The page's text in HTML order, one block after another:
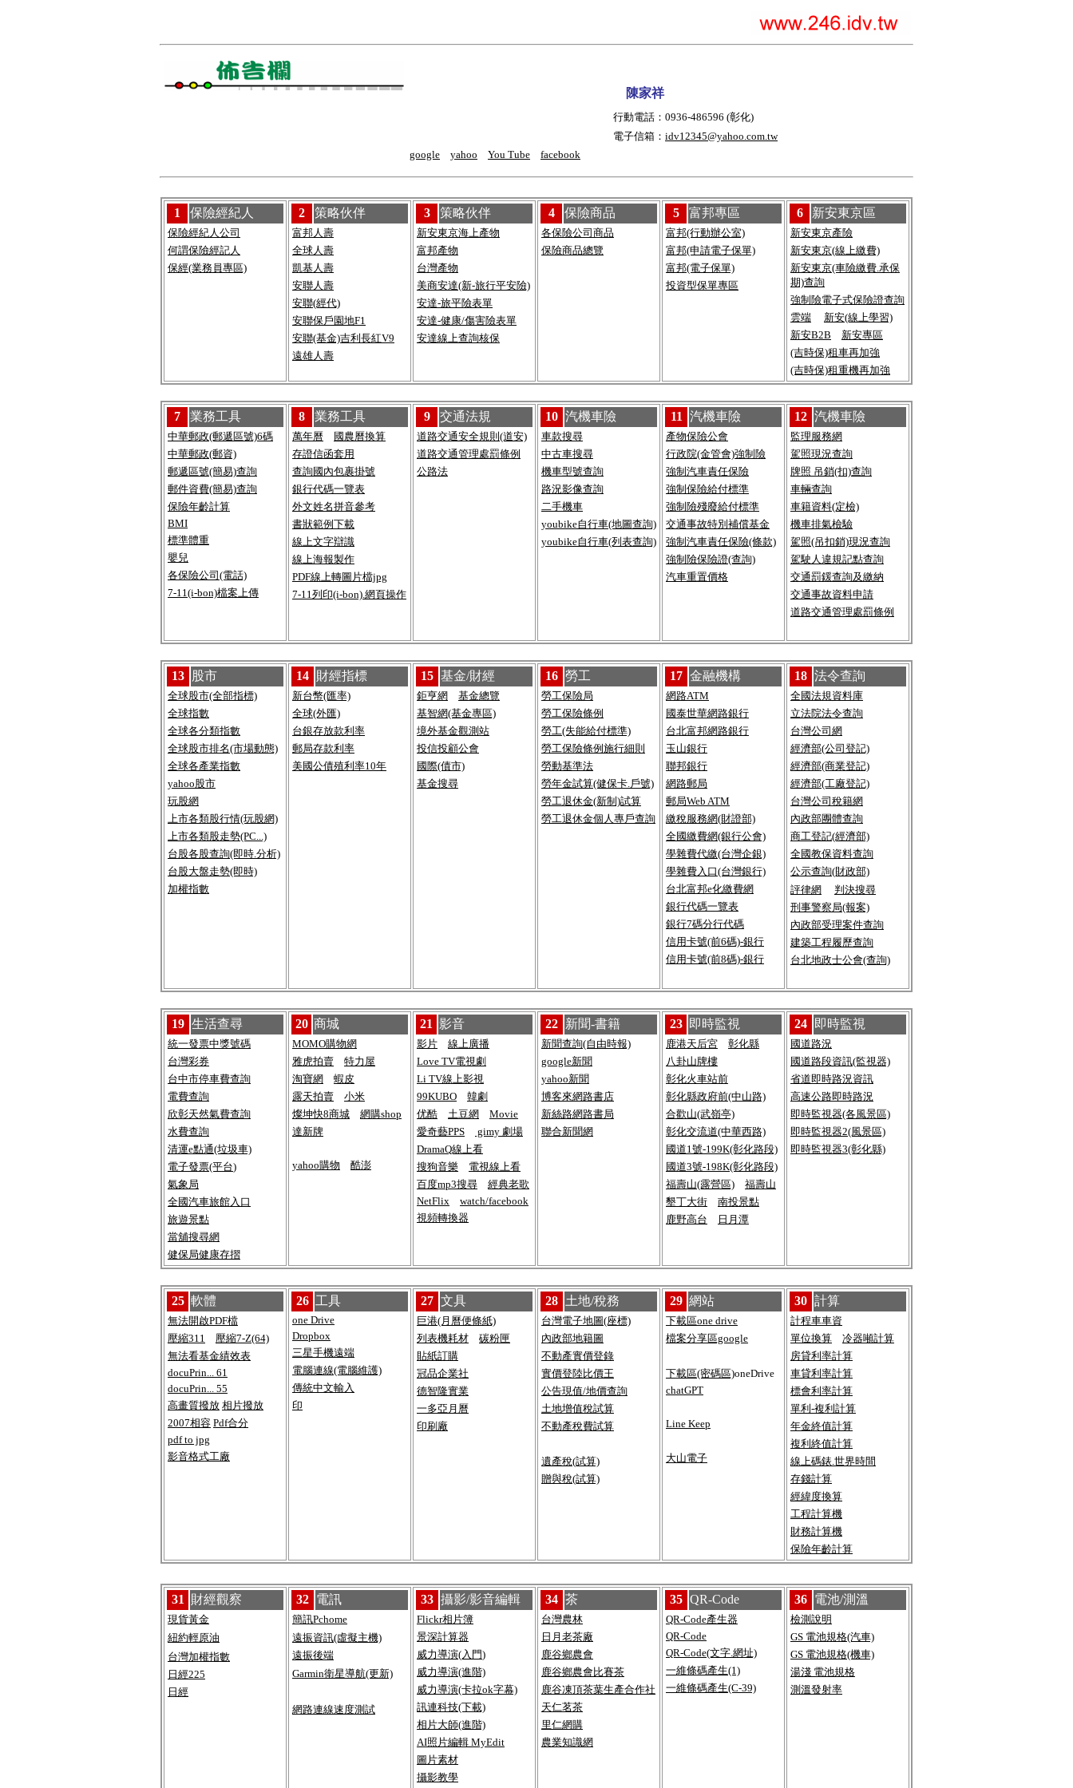
陳家祥
行動電話：0936-486596 (彰化)
電子信箱： idv12345@yahoo.com.tw
google
yahoo You Tube facebook
1 保險經紀人
保險經紀人公司
何謂保險經記人
保經(業務員專區)
2 策略伙伴
富邦人壽
全球人壽
凱基人壽
安聯人壽
安聯(經代)
安聯保戶園地F1
安聯(基金)吉利長紅V9
遠雄人壽
3 策略伙伴
新安東京海上產物
富邦產物
台灣產物
美商安達(新-旅行平安險)
安達-旅平險表單
安達-健康/傷害險表單
安達線上查詢核保
4 保險商品
各保險公司商品
保險商品總覽
5 富邦專區
富邦(行動辦公室)
富邦(申請電子保單)
富邦(電子保單)
投資型保單專區
6 新安東京區
新安東京產險
新安東京(線上繳費)
新安東京(車險繳費.承保
期)查詢
強制險電子式保險證查詢
雲端
新安(線上學習)
新安B2B
新安專區
(吉時保)租車再加強
(吉時保)租重機再加強
7 業務工具
中華郵政(郵遞區號)6碼
中華郵政(郵資)
郵遞區號(簡易)查詢
郵件資費(簡易)查詢
保險年齡計算
BMI
標準體重
嬰兒
各保險公司(電話)
7-11(i-bon)檔案上傳
8 業務工具
萬年曆
國農曆換算
存證信函套用
查詢國內包裹掛號
銀行代碼一覽表
外文姓名拼音參考
書狀範例下載
線上文字辯識
線上海報製作
PDF線上轉圖片檔jpg
7-11列印(i-bon).網頁操作
9 交通法規
道路交通安全規則(道安)
道路交通管理處罰條例
公路法
10 汽機車險
車款搜尋
中古車搜尋
機車型號查詢
路況影像查詢
二手機車
youbike自行車(地圖查詢)
youbike自行車(列表查詢)
11 汽機車險
產物保險公會
行政院(金管會)強制險
強制汽車責任保險
強制保險給付標準
強制險殘廢給付標準
交通事故特別補償基金
強制汽車責任保險(條款)
強制險保險證(查詢)
汽車重置價格
12 汽機車險
監理服務網
駕照現況查詢
牌照 吊銷(扣)查詢
車輛查詢
車籍資料(定檢)
機車排氣檢驗
駕照(吊扣銷)現況查詢
駕駛人違規記點查詢
交通罰鍰查詢及繳納
交通事故資料申請
道路交通管理處罰條例
13 股市
全球股市(全部指標)
全球指數
全球各分類指數
全球股市排名(市場動態)
全球各產業指數
yahoo股市
玩股網
上市各類股行情(玩股網)
上市各類股走勢(PC...)
台股各股查詢(即時.分析)
台股大盤走勢(即時)
加權指數
14 財經指標
新台幣(匯率)
全球(外匯)
台銀存放款利率
郵局存款利率
美國公債殖利率10年
15 基金/財經
鉅亨網
基金總覽
基智網(基金專區)
境外基金觀測站
投信投顧公會
國際(債市)
基金搜尋
16 勞工
勞工保險局
勞工保險條例
勞工(失能給付標準)
勞工保險條例施行細則
勞動基準法
勞年金試算(健保卡.戶號)
勞工退休金(新制)試算
勞工退休金個人專戶查詢
17 金融機構
網路ATM
國泰世華網路銀行
台北富邦網路銀行
玉山銀行
聯邦銀行
網路郵局
郵局Web ATM
繳稅服務網(財證部)
全國繳費網(銀行公會)
學雜費代繳(台灣企銀)
學雜費入口(台灣銀行)
台北富邦e化繳費網
銀行代碼一覽表
銀行7碼分行代碼
信用卡號(前6碼)-銀行
信用卡號(前8碼)-銀行
18 法令查詢
全國法規資料庫
立法院法令查詢
台灣公司 網
經濟部(公司登記)
經濟部(商業登記)
經濟部(工廠登記)
台灣公司稅籍網
內政部團體查詢
商工登記(經濟部)
全國教保資料查詢
公示查詢(財政部)
評律網
判決搜尋
刑事警察局(報案)
內政部受理案件查詢
建築工程履歷查詢
台北地政士公會(查詢)
19 生活查尋
統一發票中獎號碼
台灣彩券
台中市停車費查詢
電費查詢
欣彰天然氣費查詢
水費查詢
清運e點通(垃圾車)
電子發票(平台)
氣象局
全國汽車旅館入口
旅遊景點
當舖搜尋網
健保局健康存摺
20 商城
MOMO購物網
雅虎拍賣
特力屋
淘寶網
蝦皮
露天拍賣
小米
燦坤快8商城
網購shop
達新牌
yahoo購物 酷澎
21 影音
影片
線上廣播
Love TV電視劇
Li TV線上影視
99KUBO
韓劇
优酷
土豆網
Movie
愛奇藝PPS
gimy 劇場
DramaQ線上看
搜狗音樂
電視線上看
百度mp3搜尋
經典老歌
NetFlix
watch/facebook
視頻轉換器
22 新聞-書籍
新聞查詢(自由時報)
google新聞
yahoo新聞
博客來網路書店
新絲路網路書局
聯合新聞網
23 即時監視
鹿港天后宮
彰化縣
八卦山牌樓
彰化火車站前
彰化縣政府前(中山路)
合歡山(武嶺亭)
彰化交流道(中華西路)
國道1號-199K(彰化路段)
國道3號-198K(彰化路段)
福壽山(露營區)
福壽山
墾丁大街
南投景點
鹿野高台
日月潭
24 即時監視
國道路況
國道路段資訊(監視器)
省道即時路況資訊
高速公路即時路況
即時監視器(各風景區)
即時監視器2(風景區)
即時監視器3(彰化縣)
25 軟體
無法開啟PDF檔
壓縮311
壓縮7-Z(64)
無法看基金績效表
docuPrin... 61
docuPrin... 55
高畫質撥放 相片撥放
2007相容 Pdf合分
pdf to jpg
影音格式工廠
26 工具
one Drive
Dropbox
三星手機遠端
電腦連線(電腦維護)
傳統中文輸入
印
27 文具
巨港(月曆便條紙)
列表機耗材
碳粉匣
貼紙訂購
冠品企業社
德智隆實業
一多亞月曆
印刷廠
28 土地/稅務
台灣電子地圖(座標)
內政部地籍圖
不動產實價登錄
實價登陸比價王
公告現值/地價查詢
土地增值稅試算
不動產稅費試算
遺產稅(試算)
贈與稅(試算)
29 網站
下載區one drive
檔案分享區google
下載區(密碼區)oneDrive
chatGPT
Line Keep
大山電子
30 計算
計程車車資
單位換算
冷器噸計算
房貸利率計算
車貸利率計算
標會利率計算
單利-複利計算
年金終值計算
複利終值計算
線上碼錶.世界時間
存錢計算
經緯度換算
工程計算機
財務計算機
保險年齡計算
31 財經觀察
現貨黃金
紐約輕原油
台灣加權指數
日經225
日經
32 電訊
簡訊Pchome
遠振資訊(虛擬主機)
遠振後端
Garmin衛星導航(更新)
網路連線速度測試
33 攝影/影音編輯
Flickr相片簿
景深計算器
威力導演(入門)
威力導演(進階)
威力導演(卡拉ok字幕)
訊連科技(下載)
相片大師(進階)
AI照片編輯 MyEdit
圖片素材
攝影教學
34 茶
台灣農林
日月老茶廠
鹿谷鄉農會
鹿谷鄉農會比賽茶
鹿谷凍頂茶葉生產合作社
天仁茗茶
里仁網購
農業知識網
35 QR-Code
QR-Code產生器
QR-Code
QR-Code(文字.網址)
一維條碼產生(1)
一維條碼產生(C-39)
36 電池/測溫
檢測說明
GS 電池規格(汽車)
GS 電池規格(機車)
湯淺 電池規格
測溫發射率